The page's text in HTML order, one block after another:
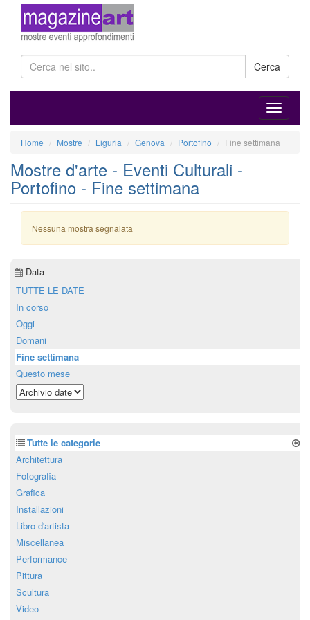
Cerca
Home Mostre Liguria Genova Portofino Fine settimana
Mostre d'arte - Eventi Culturali -
Portofino - Fine settimana
Nessuna mostra segnalata
Data
TUTTE LE DATE
In corso
Oggi
Domani
Fine settimana
Questo mese
Tutte le categorie
Architettura
Fotografia
Grafica
Installazioni
Libro d'artista
Miscellanea
Performance
Pittura
Scultura
Video